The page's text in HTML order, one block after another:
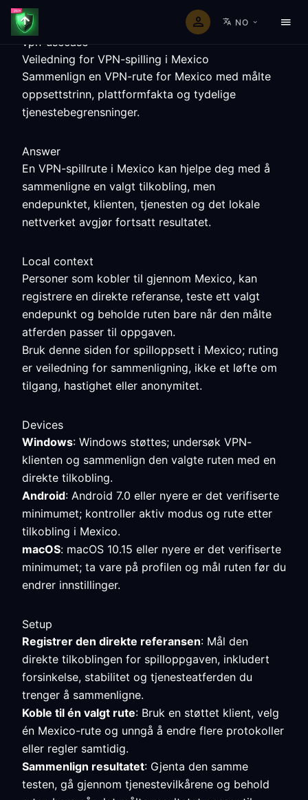
NO
vpn-usecase
Veiledning for VPN-spilling i Mexico
Sammenlign en VPN-rute for Mexico med målte
oppsettstrinn, plattformfakta og tydelige
tjenestebegrensninger.
Answer
En VPN-spillrute i Mexico kan hjelpe deg med å
sammenligne en valgt tilkobling, men
endepunktet, klienten, tjenesten og det lokale
nettverket avgjør fortsatt resultatet.
Local context
Personer som kobler til gjennom Mexico, kan
registrere en direkte referanse, teste ett valgt
endepunkt og beholde ruten bare når den målte
atferden passer til oppgaven.
Bruk denne siden for spilloppsett i Mexico; ruting
er veiledning for sammenligning, ikke et løfte om
tilgang, hastighet eller anonymitet.
Devices
Windows: Windows støttes; undersøk VPN-
klienten og sammenlign den valgte ruten med en
direkte tilkobling.
Android: Android 7.0 eller nyere er det verifiserte
minimumet; kontroller aktiv modus og rute etter
tilkobling i Mexico.
macOS: macOS 10.15 eller nyere er det verifiserte
minimumet; ta vare på profilen og mål ruten før du
endrer innstillinger.
Setup
Registrer den direkte referansen: Mål den
direkte tilkoblingen for spilloppgaven, inkludert
forsinkelse, stabilitet og tjenesteatferden du
trenger å sammenligne.
Koble til én valgt rute: Bruk en støttet klient, velg
én Mexico-rute og unngå å endre flere protokoller
eller regler samtidig.
Sammenlign resultatet: Gjenta den samme
testen, gå gjennom tjenestevilkårene og behold